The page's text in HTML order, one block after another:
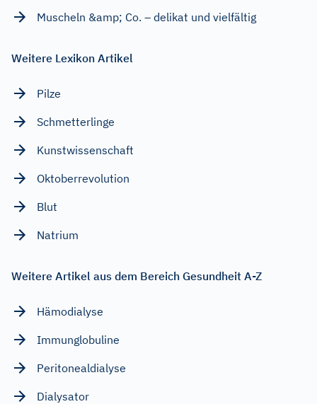
Muscheln &amp; Co. – delikat und vielfältig
Weitere Lexikon Artikel
Pilze
Schmetterlinge
Kunstwissenschaft
Oktoberrevolution
Blut
Natrium
Weitere Artikel aus dem Bereich Gesundheit A-Z
Hämodialyse
Immunglobuline
Peritonealdialyse
Dialysator